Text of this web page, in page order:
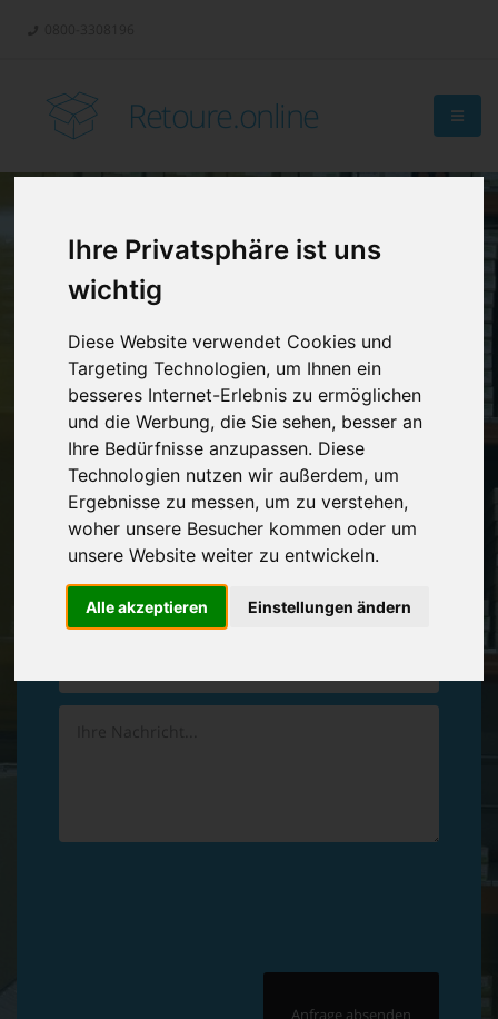
Ihre Privatsphäre ist uns
wichtig
Diese Website verwendet Cookies und
Targeting Technologien, um Ihnen ein
besseres Internet-Erlebnis zu ermöglichen
und die Werbung, die Sie sehen, besser an
Ihre Bedürfnisse anzupassen. Diese
Technologien nutzen wir außerdem, um
Ergebnisse zu messen, um zu verstehen,
woher unsere Besucher kommen oder um
unsere Website weiter zu entwickeln.
Alle akzeptieren Einstellungen ändern
Retoure.online
Retouren-
Management?
Vereinbaren Sie einenRückruf
Hinterlassen Sie uns gern eine persönliche Nachricht.